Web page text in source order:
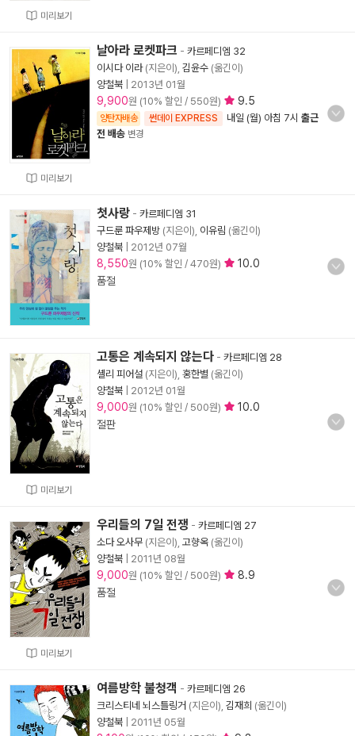
미리보기
미리보기
날아라 로켓파크 - 카르페디엠 32
이시다 이라(지은이), 김윤수 (옮긴이)
양철북
2013년 01월
9,900원 (10% 할인 / 550원) 9.5
양탄자배송 썬데이 EXPRESS 내일 (월) 아침 7시 출근
전 배송 변경
첫사랑 - 카르페디엠 31
구드룬 파우제방 (지은이), 이유림 (옮긴이)
양철북
2012년 07월
8,550원 (10% 할인 / 470원)
10.0
품절
미리보기
고통은 계속되지 않는다 - 카르페디엠 28
셸리 피어설 (지은이), 홍한별 (옮긴이)
양철북
2012년 01월
9,000원 (10% 할인 / 500원)
10.0
절판
미리보기
우리들의 7일 전쟁 - 카르페디엠 27
소다 오사무 (지은이), 고향옥 (옮긴이)
양철북
2011년 08월
9,000원 (10% 할인 / 500원)
8.9
품절
여름방학 불청객 - 카르페디엠 26
크리스티네 뇌스틀링거 (지은이), 김재희 (옮긴이)
양철북
2011년 05월